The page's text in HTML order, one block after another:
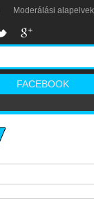
Moderálási alapelvek
FACEBOOK